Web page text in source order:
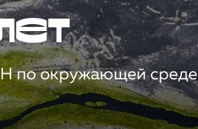
по окружающей среде